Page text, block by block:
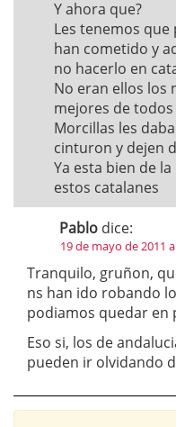
Y ahora que?
Les tenemos
han cometido y
no hacerlo en
No eran ellos los
mejores de
Morcillas les
cinturon y dejen
Ya esta bien de
estos catalanes
Pablo dice:
19 de mayo de 2011
Tranquilo, gruñon,
ns han ido robando
podiamos quedar en
Eso si, los de
pueden ir olvidando